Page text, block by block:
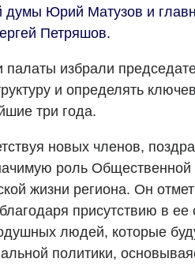
думы Юрий Матузов и
Петряшов.
палаты избрали
и определять
три года.
новых членов,
роль Общественной
жизни региона. Он
присутствию в ее
людей, которые
политики,